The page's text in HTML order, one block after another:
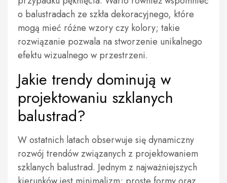
o balustradach ze szkła dekoracyjnego, które
mogą mieć różne wzory czy kolory; takie
rozwiązanie pozwala na stworzenie unikalnego
efektu wizualnego w przestrzeni.
Jakie trendy dominują w
projektowaniu szklanych
balustrad?
W ostatnich latach obserwuje się dynamiczny
rozwój trendów związanych z projektowaniem
szklanych balustrad. Jednym z najważniejszych